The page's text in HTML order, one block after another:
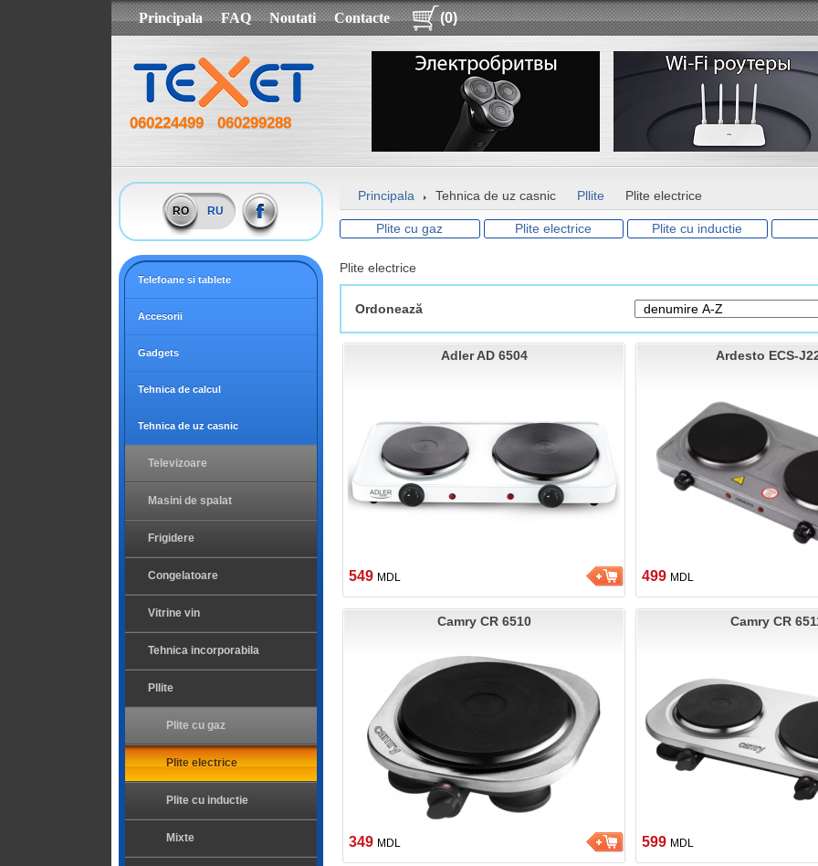
Principala FAQ Noutati Contacte (0)
060224499 060299288
RO RU
Telefoane si tablete
Accesorii
Gadgets
Tehnica de calcul
Tehnica de uz casnic
Televizoare
Masini de spalat
Frigidere
Congelatoare
Vitrine vin
Tehnica incorporabila
Pllite
Plite cu gaz
Plite electrice
Plite cu inductie
Mixte
Principala Tehnica de uz casnic Pllite Plite electrice
Plite cu gaz Plite electrice Plite cu inductie
Plite electrice
Ordonează
Adler AD 6504
549 MDL
Ardesto ECS-
499 MDL
Camry CR 6510
349 MDL
Camry CR
599 MDL